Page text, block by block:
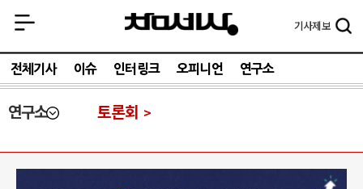
기사제보
전체기사 이슈 인터링크 오피니언 연구소
연구소 토론회